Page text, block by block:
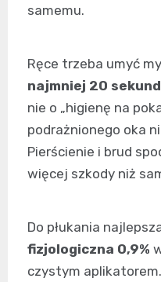
samemu.
Ręce trzeba umyć
najmniej 20 sekund
nie o „higienę na
podrażnionego oka
Pierścienie i brud
więcej szkody niż
Do płukania
fizjologiczna 0,9%
czystym